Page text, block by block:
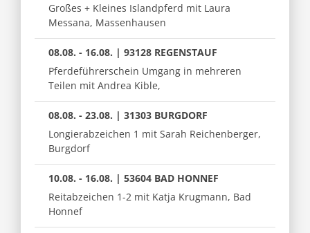
Großes + Kleines Islandpferd mit Laura
Messana, Massenhausen
08.08. - 16.08. | 93128 REGENSTAUF
Pferdeführerschein Umgang in mehreren
Teilen mit Andrea Kible,
08.08. - 23.08. | 31303 BURGDORF
Longierabzeichen 1 mit Sarah Reichenberger,
Burgdorf
10.08. - 16.08. | 53604 BAD HONNEF
Reitabzeichen 1-2 mit Katja Krugmann, Bad
Honnef